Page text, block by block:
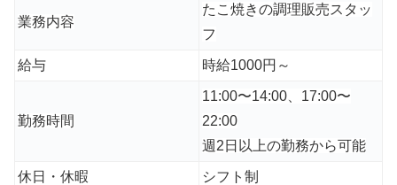
業務内容
たこ焼きの調理販売スタッ
フ
給与 時給1000円～
勤務時間
11:00〜14:00、17:00〜
22:00
週2日以上の勤務から可能
休日・休暇 シフト制